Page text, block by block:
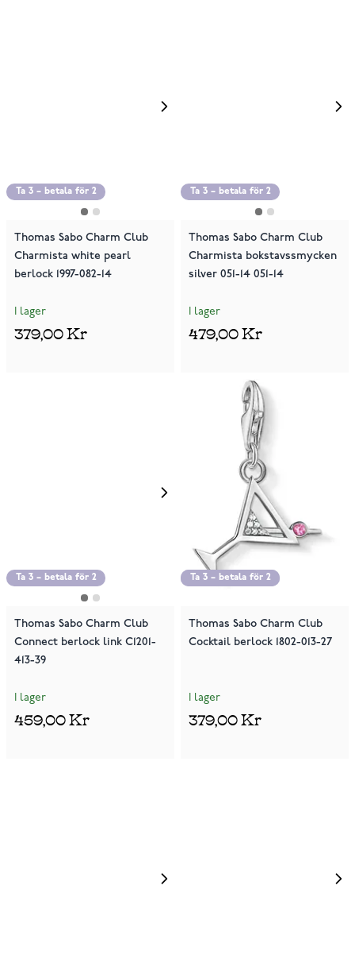
Ta 3 – betala för 2
Thomas Sabo Charm Club
Charmista white pearl
berlock 1997-082-14
I lager
379,00 Kr
Ta 3 – betala för 2
Thomas Sabo Charm Club
Charmista bokstavssmycken
silver 051-14 051-14
I lager
479,00 Kr
Ta 3 – betala för 2
Thomas Sabo Charm Club
Connect berlock link C1201-
413-39
I lager
459,00 Kr
Ta 3 – betala för 2
Ta 3 – betala för 2
Thomas Sabo Charm Club
Cocktail berlock 1802-013-27
I lager
379,00 Kr